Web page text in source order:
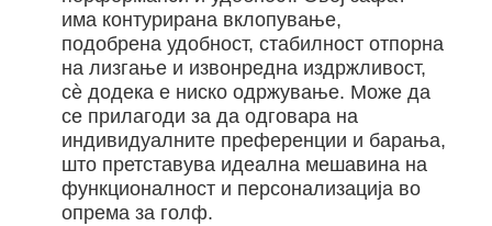
има контурирана вклопување,
подобрена удобност, стабилност отпорна
на лизгање и извонредна издржливост,
сè додека е ниско одржување. Може да
се прилагоди за да одговара на
индивидуалните преференции и барања,
што претставува идеална мешавина на
функционалност и персонализација во
опрема за голф.